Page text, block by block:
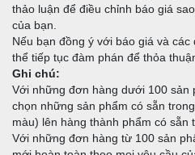
thảo luận để điều chỉnh báo giá
của bạn.
Nếu bạn đồng ý với báo giá và
thể tiếp tục đàm phán để thỏa
Ghi chú:
Với những đơn hàng dưới 100 sản
chọn những sản phẩm có sẵn
màu) lên hàng thành phẩm có sẵn
Với những đơn hàng từ 100 sản